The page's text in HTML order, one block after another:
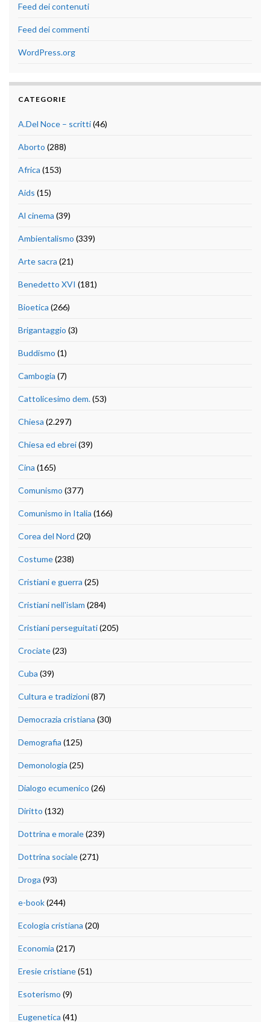
Feed dei contenuti
Feed dei commenti
WordPress.org
CATEGORIE
A.Del Noce – scritti(46)
Aborto (288)
Africa (153)
Aids (15)
Al cinema (39)
Ambientalismo (339)
Arte sacra (21)
Benedetto XVI (181)
Bioetica (266)
Brigantaggio (3)
Buddismo (1)
Cambogia (7)
Cattolicesimo dem.(53)
Chiesa (2.297)
Chiesa ed ebrei(39)
Cina (165)
Comunismo (377)
Comunismo in Italia (166)
Corea del Nord (20)
Costume(238)
Cristiani e guerra (25)
Cristiani nell'islam (284)
Cristiani perseguitati(205)
Crociate(23)
Cuba (39)
Cultura e tradizioni(87)
Democrazia cristiana (30)
Demografia (125)
Demonologia (25)
Dialogo ecumenico (26)
Diritto (132)
Dottrina e morale(239)
Dottrina sociale(271)
Droga (93)
e-book(244)
Ecologia cristiana (20)
Economia (217)
Eresie cristiane(51)
Esoterismo (9)
Eugenetica (41)